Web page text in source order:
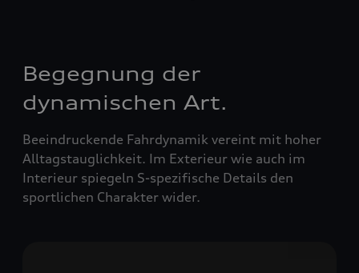
Begegnung der
dynamischen Art.
Beeindruckende Fahrdynamik vereint mit hoher
Alltagstauglichkeit. Im Exterieur wie auch im
Interieur spiegeln S-spezifische Details den
sportlichen Charakter wider.